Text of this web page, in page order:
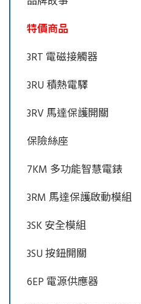
特價商品
3RT 電磁接觸器
3RU 積熱電驛
3RV 馬達保護開關
保險絲座
7KM 多功能智慧電錶
3RM 馬達保護啟動模組
3SK 安全模組
3SU 按鈕開關
6EP 電源供應器